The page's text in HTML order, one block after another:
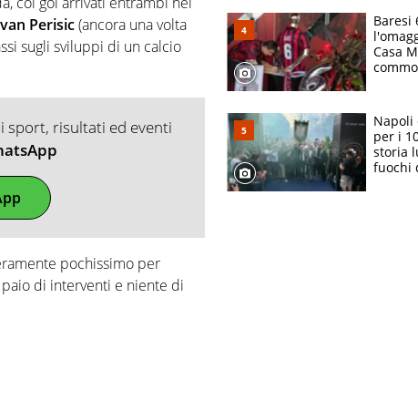
Perisic(ancora una volta
sugli sviluppi di un calcio
sport, risultati ed eventi
pochissimo per
di interventi e niente di
Baresi
Casa
Napoli
per i
storia
fuochi